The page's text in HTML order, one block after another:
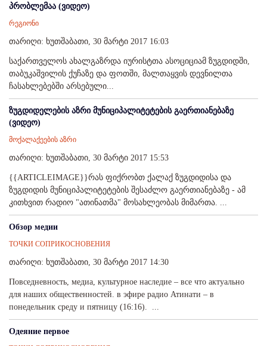
პრობლემაა (ვიდეო)
რეგიონი
თარიღი: ხუთშაბათი, 30 მარტი 2017 16:03
საქართველოს ახალგაზრდა იურისტთა ასოციციამ ზუგდიდში,
თაბუკაშვილის ქუჩაზე და ფოთში, მალთაყვის დევნილთა
ჩასახლებებში არსებული...
ზუგდიდელების აზრი მუნიციპალიტეტების გაერთიანებაზე
(ვიდეო)
მოქალაქეების აზრი
თარიღი: ხუთშაბათი, 30 მარტი 2017 15:53
{{ARTICLEIMAGE}}რას ფიქრობთ ქალაქ ზუგდიდისა და
ზუგდიდის მუნიციპალიტეტების შესაძლო გაერთიანებაზე - ამ
კითხვით რადიო "ათინათმა" მოსახლეობას მიმართა. ...
Обзор медии
ТОЧКИ СОПРИКОСНОВЕНИЯ
თარიღი: ხუთშაბათი, 30 მარტი 2017 14:30
Повседневность, медиа, культурное наследие – все что актуально
для наших общественностей. в эфире радио Атинати – в
понедельник среду и пятницу (16:16). ...
Одеяние первое